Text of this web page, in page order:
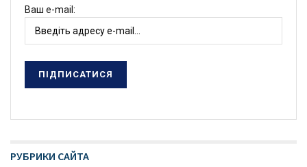
Ваш e-mail:
РУБРИКИ САЙТА